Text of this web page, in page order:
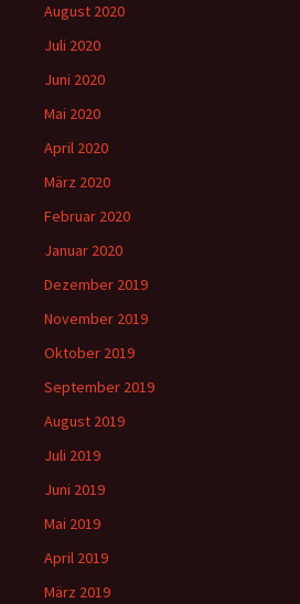
August 2020
Juli 2020
Juni 2020
Mai 2020
April 2020
März 2020
Februar 2020
Januar 2020
Dezember 2019
November 2019
Oktober 2019
September 2019
August 2019
Juli 2019
Juni 2019
Mai 2019
April 2019
März 2019